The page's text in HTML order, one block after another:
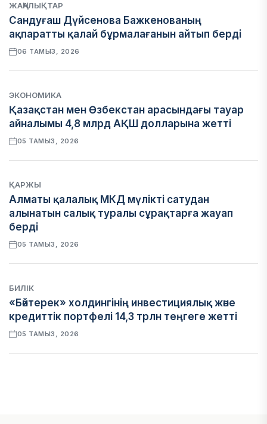
ЖАҢАЛЫҚТАР
Сандуғаш Дүйсенова Бажкенованың
ақпаратты қалай бұрмалағанын айтып берді
06 ТАМЫЗ, 2026
ЭКОНОМИКА
Қазақстан мен Өзбекстан арасындағы тауар
айналымы 4,8 млрд АҚШ долларына жетті
05 ТАМЫЗ, 2026
ҚАРЖЫ
Алматы қалалық МКД мүлікті сатудан
алынатын салық туралы сұрақтарға жауап
берді
05 ТАМЫЗ, 2026
БИЛІК
«Бәйтерек» холдингінің инвестициялық және
кредиттік портфелі 14,3 трлн теңгеге жетті
05 ТАМЫЗ, 2026